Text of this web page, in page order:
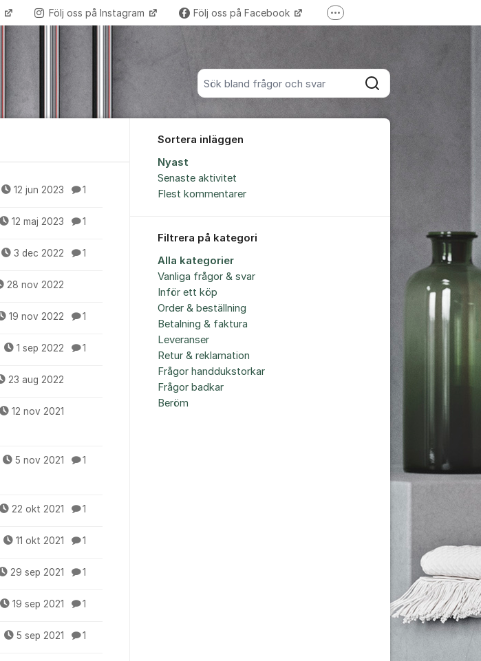
Sök bland alla inlägg
Sök
Följ oss på Instagram Följ oss på Facebook Fler supportlänkar
12 jun 2023 1
12 maj 2023 1
3 dec 2022 1
28 nov 2022
19 nov 2022 1
1 sep 2022 1
23 aug 2022
12 nov 2021
5 nov 2021 1
22 okt 2021 1
11 okt 2021 1
29 sep 2021 1
19 sep 2021 1
5 sep 2021 1
Sortera inläggen
Nyast
Senaste aktivitet
Flest kommentarer
Filtrera på kategori
Alla kategorier
Vanliga frågor & svar
Inför ett köp
Order & beställning
Betalning & faktura
Leveranser
Retur & reklamation
Frågor handdukstorkar
Frågor badkar
Beröm